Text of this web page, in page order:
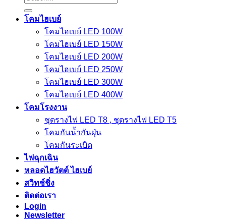
for:
โคมไฮเบย์
โคมไฮเบย์ LED 100W
โคมไฮเบย์ LED 150W
โคมไฮเบย์ LED 200W
โคมไฮเบย์ LED 250W
โคมไฮเบย์ LED 300W
โคมไฮเบย์ LED 400W
โคมโรงงาน
ชุดรางไฟ LED T8 , ชุดรางไฟ LED T5
โคมกันน้ำกันฝุ่น
โคมกันระเบิด
ไฟฉุกเฉิน
หลอดไฮวัตต์ ไฮเบย์
สวิทช์ชิ่ง
ติดต่อเรา
Login
Newsletter